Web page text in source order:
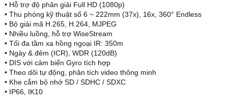
• Hỗ trợ độ phân giải Full HD (1080p)
• Thu phóng kỹ thuật số 6 ~ 222mm (37x), 16x, 360° Endless
• Bộ giải mã H.265, H.264, MJPEG
• Nhiều luồng, hỗ trợ WiseStream
• Tối đa tầm xa hồng ngoại IR: 350m
• Ngày & đêm (ICR), WDR (120dB)
• DIS với cảm biến Gyro tích hợp
• Theo dõi tự động, phân tích video thông minh
• Khe cắm bộ nhớ SD / SDHC / SDXC
• IP66, IK10